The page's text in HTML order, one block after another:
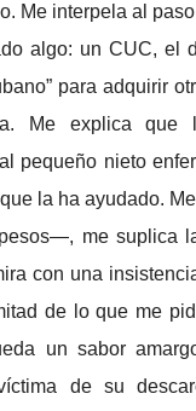
Me interpela al
algo: un CUC, el
para adquirir
Me explica que
pequeño nieto
la ha ayudado.
me suplica
con una
de lo que me
un sabor
de su